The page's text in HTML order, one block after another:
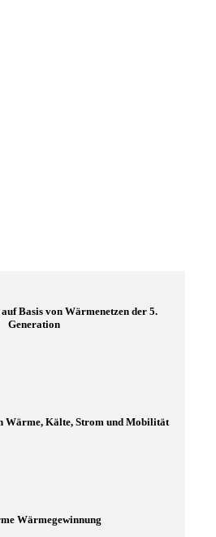
Basis von Wärmenetzen der 5.
Generation
Wärme, Kälte, Strom und Mobilität
Wärmegewinnung